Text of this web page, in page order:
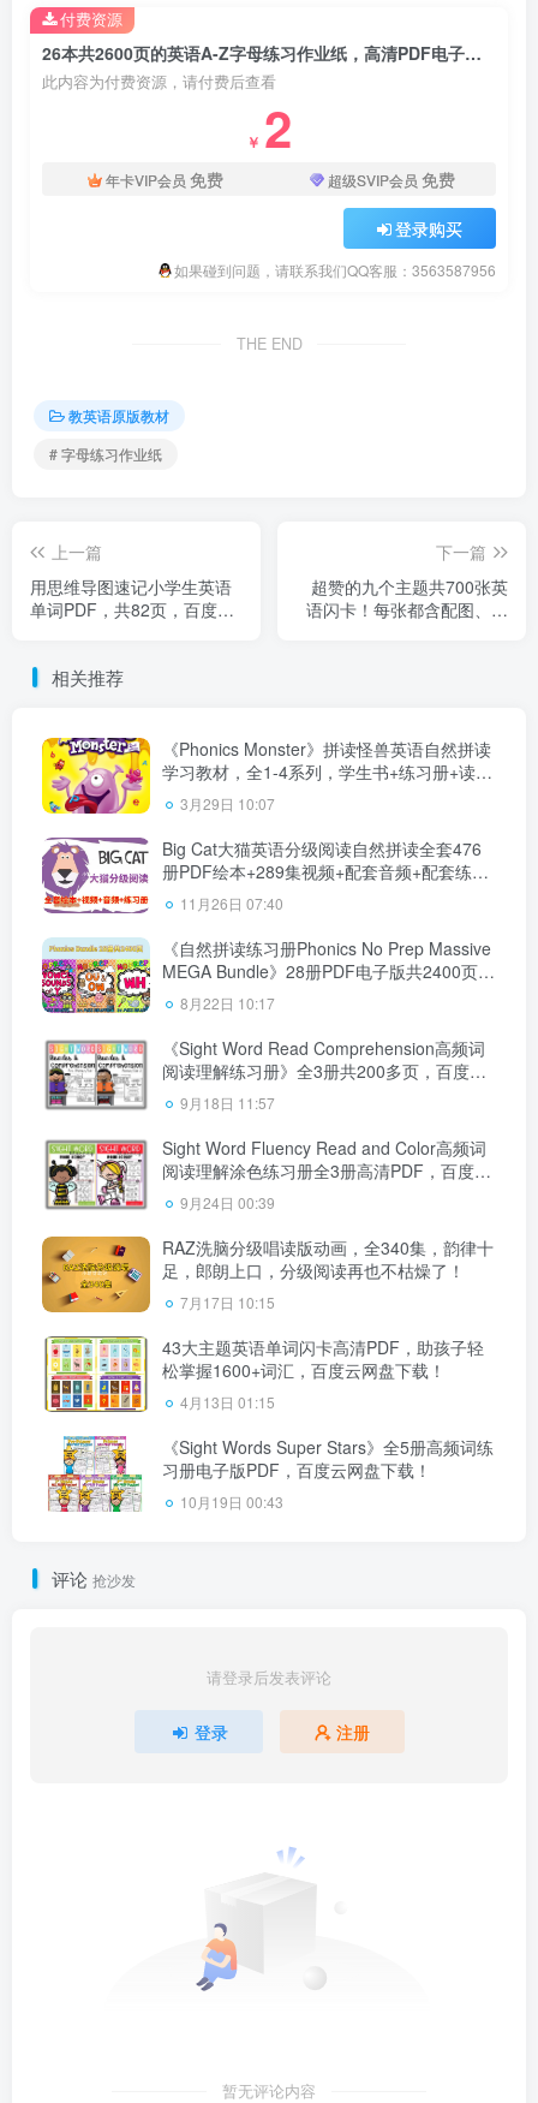
26本共2600页的英语A-Z字母练习作业纸，高清PDF电子版，可下载打印，百度云网盘下载
此内容为付费资源，请付费后查看
￥ 2
年卡VIP会员 免费 超级SVIP会员 免费
登录购买
如果碰到问题，请联系我们QQ客服：3563587956
付费资源
THE END
教英语原版教材
# 字母练习作业纸
上一篇
用思维导图速记小学生英语
单词PDF，共82页，百度云
下一篇
超赞的九个主题共700张英
语闪卡！每张都含配图、音
相关推荐
《Phonics Monster》拼读怪兽英语自然拼读
学习教材，全1-4系列，学生书+练习册+读物
+教材，百度云网盘下载
3月29日 10:07
Big Cat大猫英语分级阅读自然拼读全套476
册PDF绘本+289集视频+配套音频+配套练习
册，百度云网盘下载！
11月26日 07:40
《自然拼读练习册Phonics No Prep Massive
MEGA Bundle》28册PDF电子版共2400页，
百度云网盘下载！
8月22日 10:17
《Sight Word Read Comprehension高频词
阅读理解练习册》全3册共200多页，百度云
网盘下载！
9月18日 11:57
Sight Word Fluency Read and Color高频词
阅读理解涂色练习册全3册高清PDF，百度云
网盘下载！
9月24日 00:39
RAZ洗脑分级唱读版动画，全340集，韵律十
足，郎朗上口，分级阅读再也不枯燥了！
7月17日 10:15
43大主题英语单词闪卡高清PDF，助孩子轻
松掌握1600+词汇，百度云网盘下载！
4月13日 01:15
《Sight Words Super Stars》全5册高频词练
习册电子版PDF，百度云网盘下载！
10月19日 00:43
评论 抢沙发
请登录后发表评论
登录 注册
暂无评论内容